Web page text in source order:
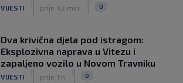
VIJESTI prije 42 min 0
Dva krivična djela pod istragom:
Eksplozivna naprava u Vitezu i
zapaljeno vozilo u Novom Travniku
VIJESTI prije 1 h 0